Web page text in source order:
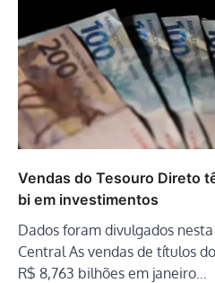
Vendas do Tesouro Direto
bi em investimentos
Dados foram divulgados
Central As vendas de títulos
R$ 8,763 bilhões em janeiro…